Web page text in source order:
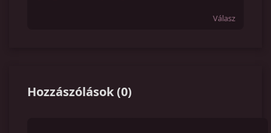
Válasz
Hozzászólások(0)